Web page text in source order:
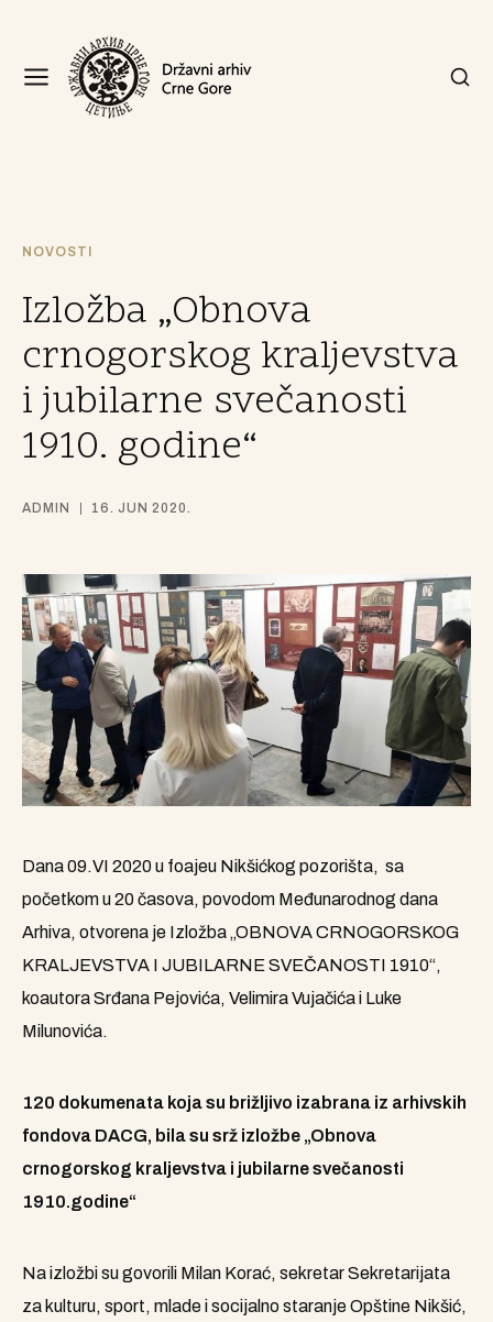
NOVOSTI
Izložba „Obnova
crnogorskog kraljevstva
i jubilarne svečanosti
1910. godine“
ADMIN 16. JUN 2020.
Dana 09.VI 2020 u foajeu Nikšićkog pozorišta, sa
početkom u 20 časova, povodom Međunarodnog dana
Arhiva, otvorena je Izložba „OBNOVA CRNOGORSKOG
KRALJEVSTVA I JUBILARNE SVEČANOSTI 1910“,
koautora Srđana Pejovića, Velimira Vujačića i Luke
Milunovića.
120 dokumenata koja su brižljivo izabrana iz arhivskih
fondova DACG, bila su srž izložbe „Obnova
crnogorskog kraljevstva i jubilarne svečanosti
1910.godine“
Na izložbi su govorili Milan Korać, sekretar Sekretarijata
za kulturu, sport, mlade i socijalno staranje Opštine Nikšić,